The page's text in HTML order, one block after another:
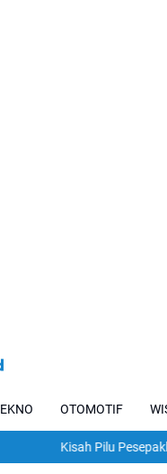
OTOMOTIF
Pilu Pesepakbola